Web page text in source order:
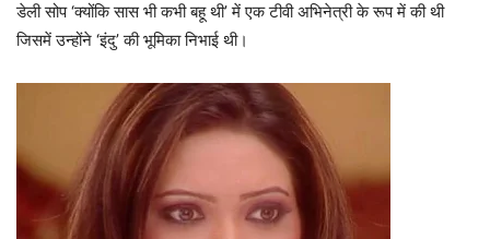
डेली सोप ‘क्योंकि सास भी कभी बहू थी’ में एक टीवी अभिनेत्री के रूप में की थी
जिसमें उन्होंने ‘इंदु’ की भूमिका निभाई थी।